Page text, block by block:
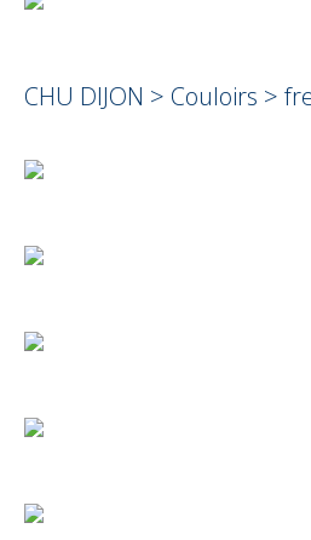
CHU DIJON > Couloirs >